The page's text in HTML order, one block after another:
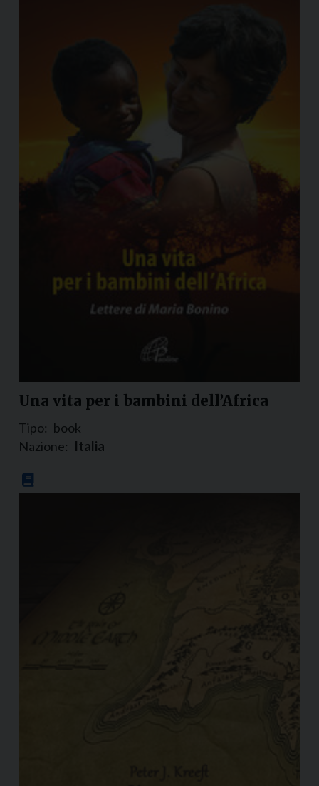
Una vita per i bambini dell’Africa
Tipo: book
Nazione: Italia